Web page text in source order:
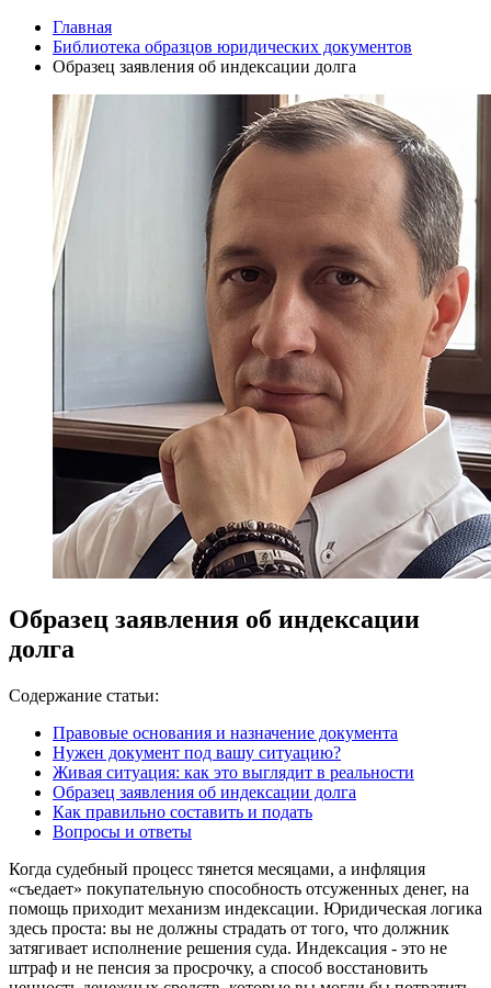
Главная
Библиотека образцов юридических документов
Образец заявления об индексации долга
Образец заявления об индексации
долга
Содержание статьи:
Правовые основания и назначение документа
Нужен документ под вашу ситуацию?
Живая ситуация: как это выглядит в реальности
Образец заявления об индексации долга
Как правильно составить и подать
Вопросы и ответы
Когда судебный процесс тянется месяцами, а инфляция
«съедает» покупательную способность отсуженных денег, на
помощь приходит механизм индексации. Юридическая логика
здесь проста: вы не должны страдать от того, что должник
затягивает исполнение решения суда. Индексация - это не
штраф и не пенсия за просрочку, а способ восстановить